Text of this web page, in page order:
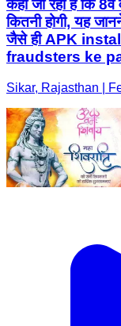
कहा जा रहा है कि
कितनी होगी, यह
जैसे ही APK
fraudsters ke
Sikar, Rajasthan |